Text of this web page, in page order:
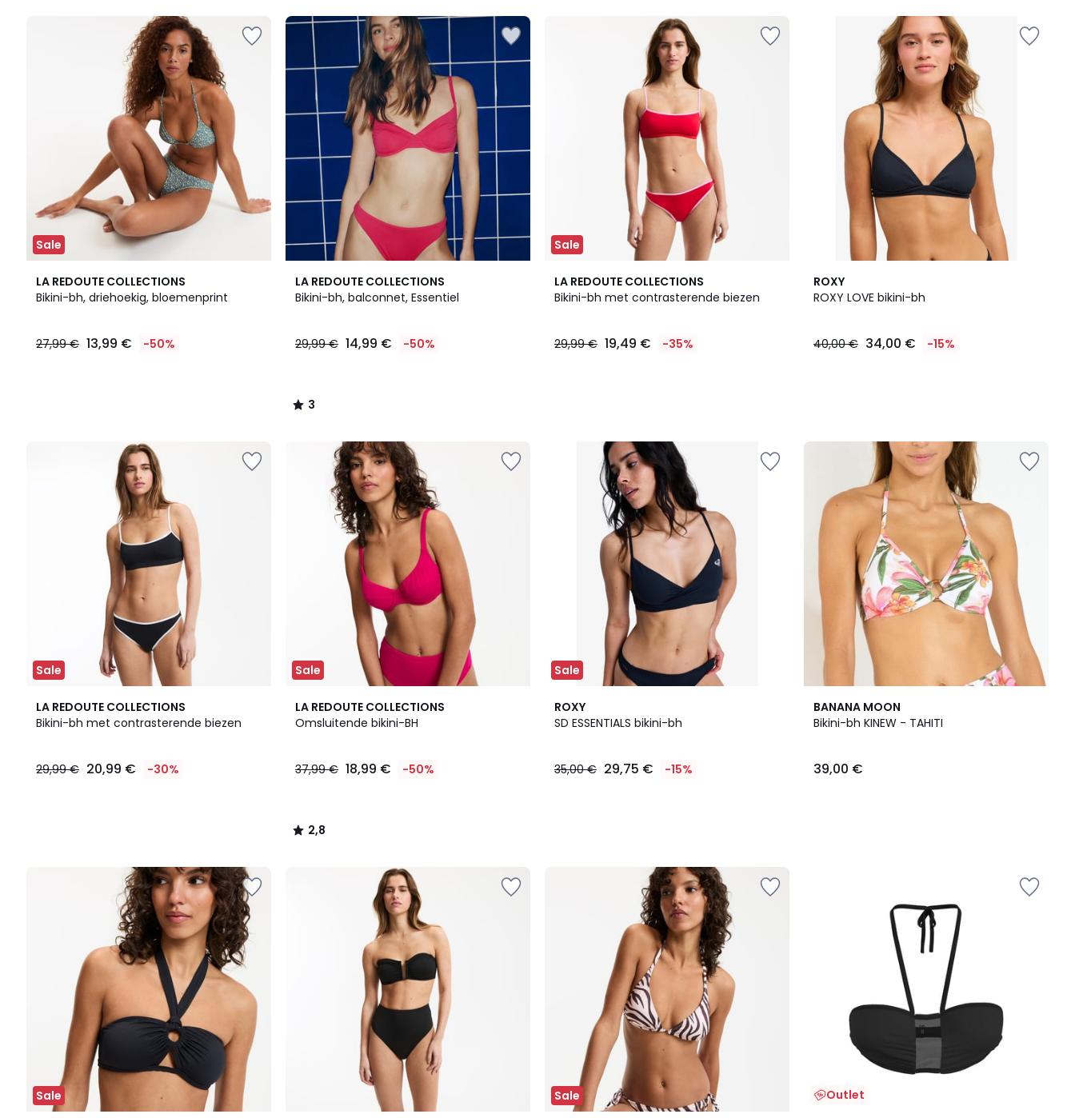
Sale
LA REDOUTE COLLECTIONS
Bikini-bh, driehoekig, bloemenprint
27,99 € 13,99 € -50%
LA REDOUTE COLLECTIONS
Bikini-bh, balconnet, Essentiel
29,99 € 14,99 € -50%
3
/
3
/
Sale
LA REDOUTE COLLECTIONS
Bikini-bh met contrasterende biezen
29,99 € 19,49 € -35%
ROXY
ROXY LOVE bikini-bh
40,00 € 34,00 € -15%
Sale
LA REDOUTE COLLECTIONS
Bikini-bh met contrasterende biezen
29,99 € 20,99 € -30%
Sale
LA REDOUTE COLLECTIONS
Omsluitende bikini-BH
37,99 € 18,99 € -50%
2,8
/ 5
2,8
/
Sale
ROXY
SD ESSENTIALS bikini-bh
35,00 € 29,75 € -15%
BANANA MOON
Bikini-bh KINEW - TAHITI
39,00 €
Sale Sale Outlet